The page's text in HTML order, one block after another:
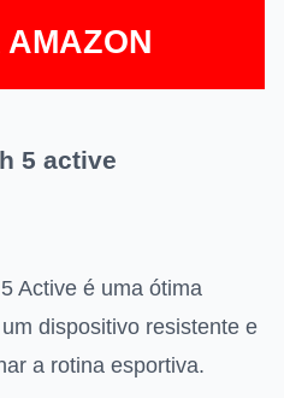
5 active
Active é uma ótima
dispositivo resistente e
a rotina esportiva.